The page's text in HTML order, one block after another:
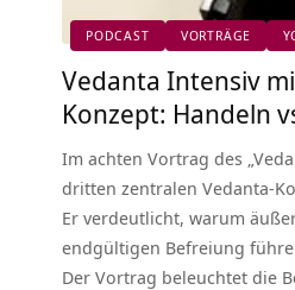
PODCAST VORTRÄGE
Vedanta Intensiv
Konzept: Handeln
Im achten Vortrag des
dritten zentralen Vedanta-
Er verdeutlicht, warum
endgültigen Befreiung
Der Vortrag beleuchtet die